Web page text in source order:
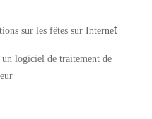
sur les fêtes sur Internet
un logiciel de traitement de